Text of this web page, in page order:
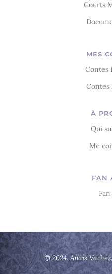
Courts
MES
Contes
Contes
À
Qui
Me
FAN
© 2024. Anaïs